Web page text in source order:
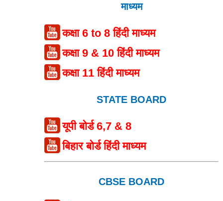
माध्यम
कक्षा 6 to 8 हिंदी माध्यम
कक्षा 9 & 10 हिंदी माध्यम
कक्षा 11 हिंदी माध्यम
STATE BOARD
यूपी बोर्ड 6,7 & 8
बिहार बोर्ड हिंदी माध्यम
CBSE BOARD